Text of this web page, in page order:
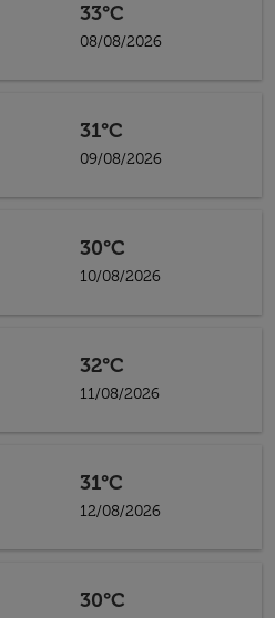
33°C
08/08/2026
31°C
09/08/2026
30°C
10/08/2026
32°C
11/08/2026
31°C
12/08/2026
30°C